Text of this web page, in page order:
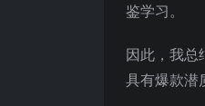
鉴学习。
因此，我总
具有爆款潜